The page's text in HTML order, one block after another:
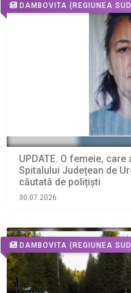
DAMBOVITA (REGIUNEA
UPDATE. O femeie,
Spitalului Județean de
căutată de polițiști
30.07.2026
DAMBOVITA (REGIUNEA